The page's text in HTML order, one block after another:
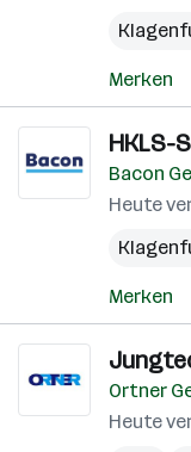
Merken
HKLS-
Bacon
Heute
Merken
Ortner
Heute